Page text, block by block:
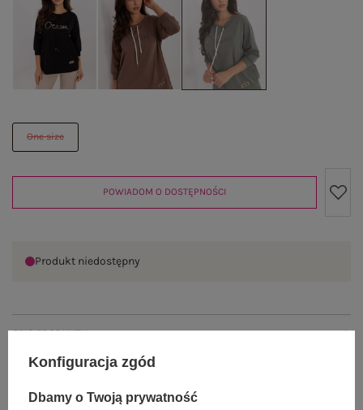
One size
POWIADOM O DOSTĘPNOŚCI
Produkt niedostępny
OPIS PRODUKTU
GŁÓWNE PARAMETRY
Konfiguracja zgód
Dbamy o Twoją prywatność